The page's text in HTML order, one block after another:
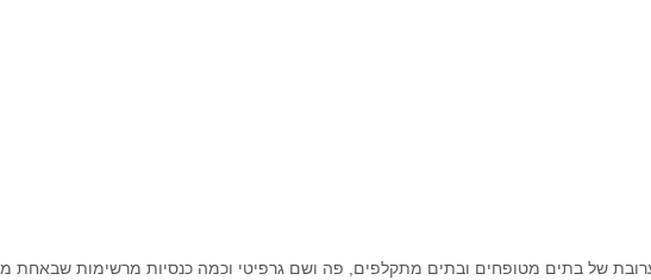
של בתים מטופחים ובתים מתקלפים, פה ושם גרפיטי וכמה כנסיות מרשימות שבאחת